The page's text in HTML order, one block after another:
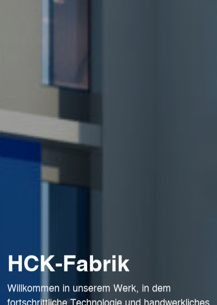
HCK-Fabrik
Willkommen in unserem Werk, in dem